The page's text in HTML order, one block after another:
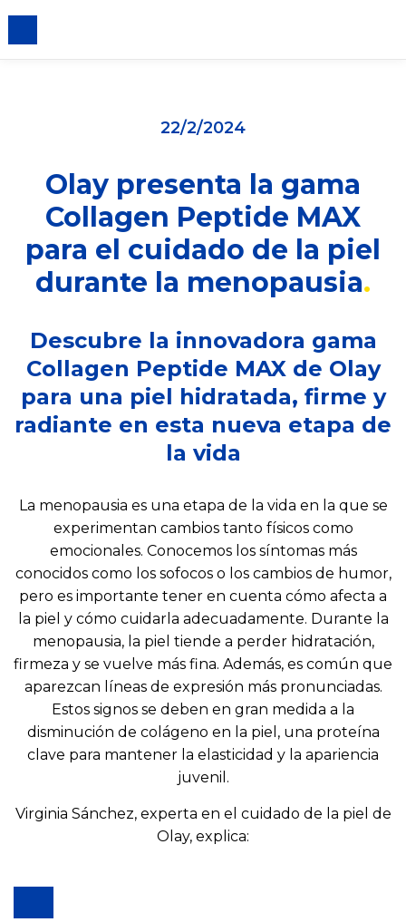
22/2/2024
Olay presenta la gama
Collagen Peptide MAX
para el cuidado de la piel
durante la menopausia
Descubre la innovadora gama
Collagen Peptide MAX de Olay
para una piel hidratada, firme y
radiante en esta nueva etapa de
la vida
La menopausia es una etapa de la vida en la que se
experimentan cambios tanto físicos como
emocionales. Conocemos los síntomas más
conocidos como los sofocos o los cambios de humor,
pero es importante tener en cuenta cómo afecta a
la piel y cómo cuidarla adecuadamente. Durante la
menopausia, la piel tiende a perder hidratación,
firmeza y se vuelve más fina. Además, es común que
aparezcan líneas de expresión más pronunciadas.
Estos signos se deben en gran medida a la
disminución de colágeno en la piel, una proteína
clave para mantener la elasticidad y la apariencia
juvenil.
Virginia Sánchez, experta en el cuidado de la piel de
Olay, explica: